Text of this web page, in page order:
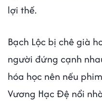
lợi thế.
Bạch Lộc bị chê già
người đứng cạnh
hóa học nên nếu
Vương Hạc Đệ nổi